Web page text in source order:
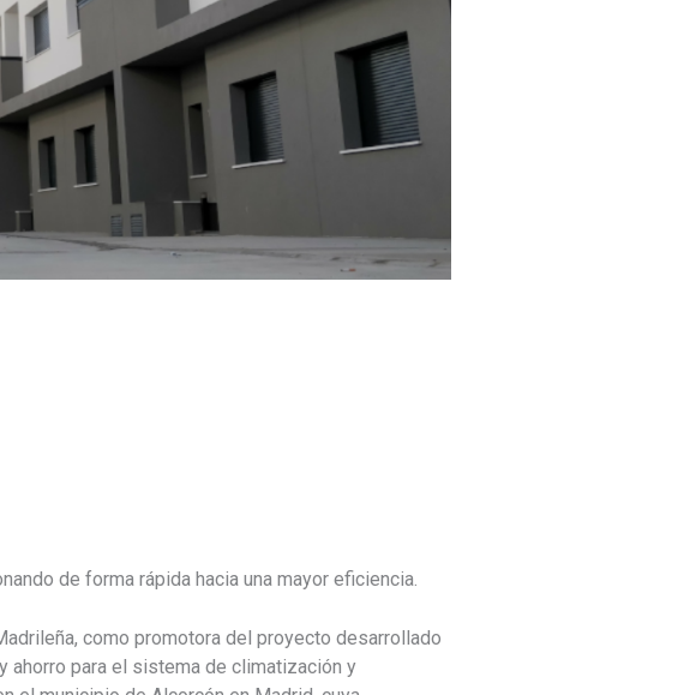
de forma rápida hacia una mayor eficiencia.
como promotora del proyecto desarrollado
ahorro para el sistema de climatización y